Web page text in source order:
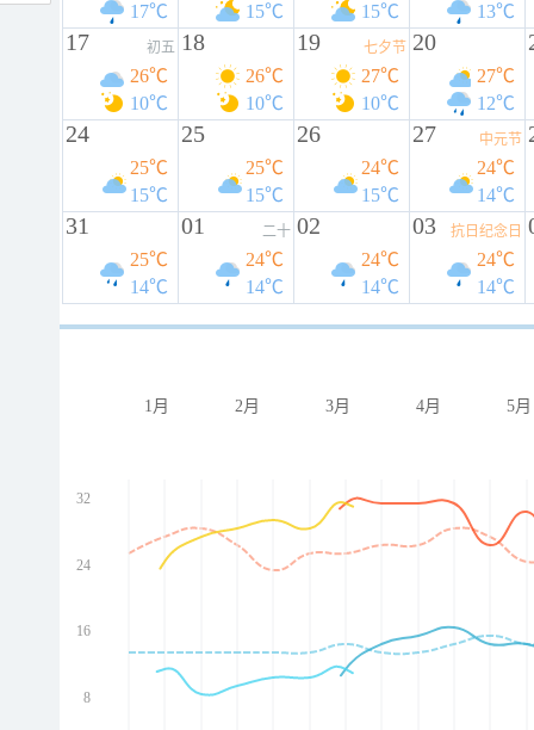
17℃
15℃
15℃
13℃
17 初五
26℃
10℃
18
26℃
10℃
19 七夕节
27℃
10℃
20
27℃
12℃
24
25℃
15℃
25
25℃
15℃
26
24℃
15℃
27 中元节
24℃
14℃
31
25℃
14℃
01 二十
24℃
14℃
02
24℃
14℃
03 抗日纪念日
24℃
14℃
1月 2月 3月 4月 5月
32
24
16
8